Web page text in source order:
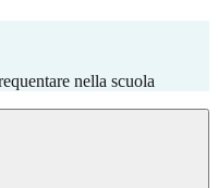
nella scuola